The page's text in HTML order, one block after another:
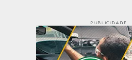
PUBLICIDADE